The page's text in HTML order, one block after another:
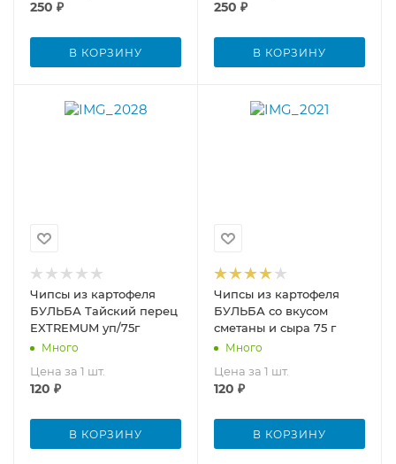
250 ₽
В КОРЗИНУ
250 ₽
В КОРЗИНУ
Чипсы из картофеля
БУЛЬБА Тайский перец
EXTREMUM уп/75г
Много
Цена за 1 шт.
120 ₽
В КОРЗИНУ
Чипсы из картофеля
БУЛЬБА со вкусом
сметаны и сыра 75 г
Много
Цена за 1 шт.
120 ₽
В КОРЗИНУ